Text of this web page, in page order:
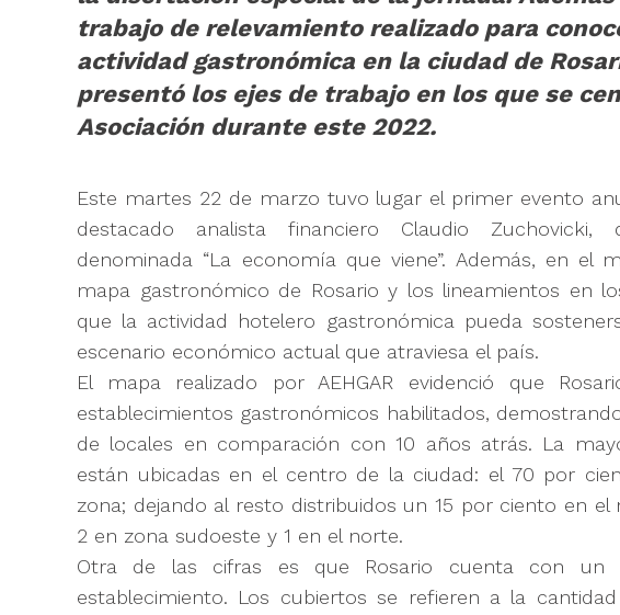
trabajo de relevamiento realizado para
actividad gastronómica en la ciudad de
presentó los ejes de trabajo en los que se
Asociación durante este 2022.
Este martes 22 de marzo tuvo lugar el primer evento
destacado analista financiero Claudio Zuchovicki,
denominada “La economía que viene”. Además, en el
mapa gastronómico de Rosario y los lineamientos en
que la actividad hotelero gastronómica pueda
escenario económico actual que atraviesa el país.
El mapa realizado por AEHGAR evidenció que
establecimientos gastronómicos habilitados,
de locales en comparación con 10 años atrás. La
están ubicadas en el centro de la ciudad: el 70 por
zona; dejando al resto distribuidos un 15 por ciento en
2 en zona sudoeste y 1 en el norte.
Otra de las cifras es que Rosario cuenta con un
establecimiento. Los cubiertos se refieren a la